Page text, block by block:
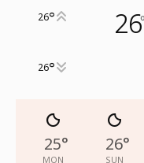
26°
26°
26°
26°
25°